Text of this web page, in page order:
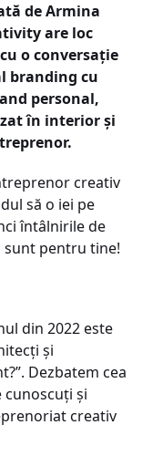
de Armina
are loc
o conversație
branding cu
personal,
în interior și
creativ
să o iei pe
întâlnirile de
sunt pentru tine!
din 2022 este
și
Dezbatem cea
cunoscuți și
creativ